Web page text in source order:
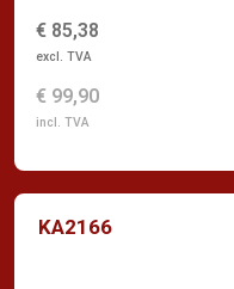
€ 85,38
excl. TVA
€ 99,90
incl. TVA
KA2166